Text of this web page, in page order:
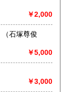
￥2,000
￥5,000
￥3,000